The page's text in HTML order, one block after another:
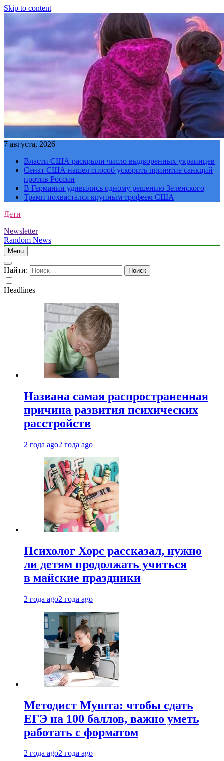
Skip to content
7 августа, 2026
Власти США раскрыли число выдворенных украинцев
Сенат США нашел способ ускорить принятие санкций
против России
В Германии удивились одному решению Зеленского
Трамп похвастался крупным трофеем США
Дети
Newsletter
Random News
Menu
Найти:
Headlines
Названа самая распространенная
причина развития психических
расстройств
2 года ago2 года ago
Психолог Хорс рассказал, нужно
ли детям продолжать учиться
в майские праздники
2 года ago2 года ago
Методист Мушта: чтобы сдать
ЕГЭ на 100 баллов, важно уметь
работать с форматом
2 года ago2 года ago